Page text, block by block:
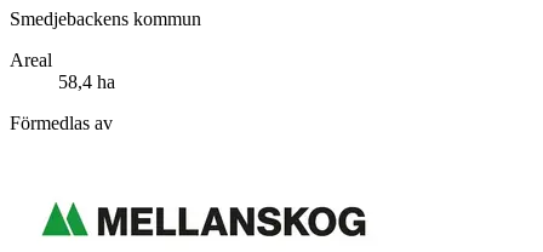
Smedjebackens kommun
Areal
58,4 ha
Förmedlas av